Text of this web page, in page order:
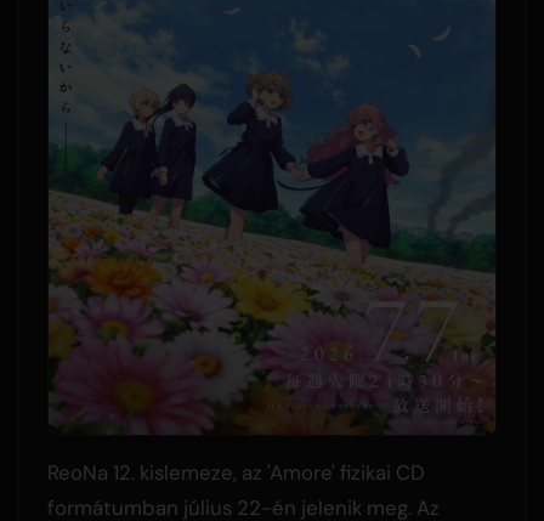
ReoNa 12. kislemeze, az 'Amore' fizikai CD
formátumban július 22-én jelenik meg. Az